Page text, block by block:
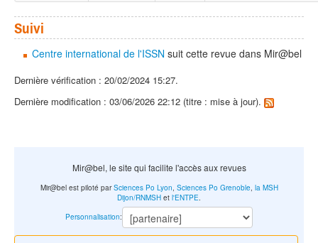
Suivi
Centre international de l'ISSN suit cette revue dans Mir@bel
Dernière vérification : 20/02/2024 15:27.
Dernière modification : 03/06/2026 22:12 (titre : mise à jour).
Mir@bel, le site qui facilite l'accès aux revues
Mir@bel est piloté parSciences Po Lyon, Sciences Po Grenoble, la MSH
Dijon/RNMSH et l'ENTPE.
Personnalisation: